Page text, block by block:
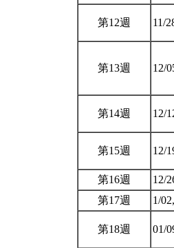
第12週 11/
第13週 12/
第14週 12/
第15週 12/
第16週
12/
第17週
1/
第18週 01/